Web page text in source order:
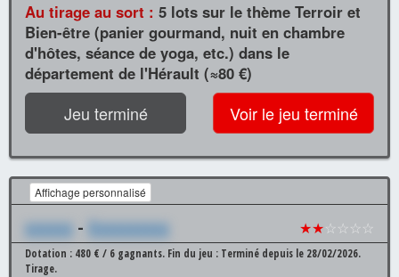
Au tirage au sort : 5 lots sur le thème Terroir et
Bien-être (panier gourmand, nuit en chambre
d'hôtes, séance de yoga, etc.) dans le
département de l'Hérault (≈80 €)
Jeu terminé Voir le jeu terminé
Affichage personnalisé
xxxxxx - Xxxxxxxxxx ★★☆☆☆☆
Dotation : 480 € / 6 gagnants. Fin du jeu : Terminé depuis le 28/02/2026.
Tirage.